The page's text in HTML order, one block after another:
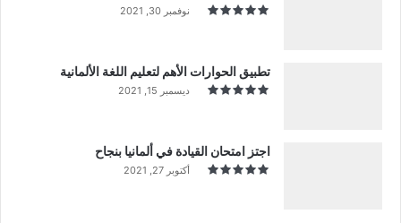
نوفمبر 30, 2021
تطبيق الحوارات الأهم لتعليم اللغة الألمانية
ديسمبر 15, 2021
اجتز امتحان القيادة في ألمانيا بنجاح
أكتوبر 27, 2021